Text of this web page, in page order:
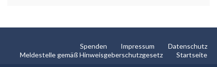
Spenden Impressum
Datenschutz
Meldestelle gemäß Hinweisgeberschutzgesetz
Startseite